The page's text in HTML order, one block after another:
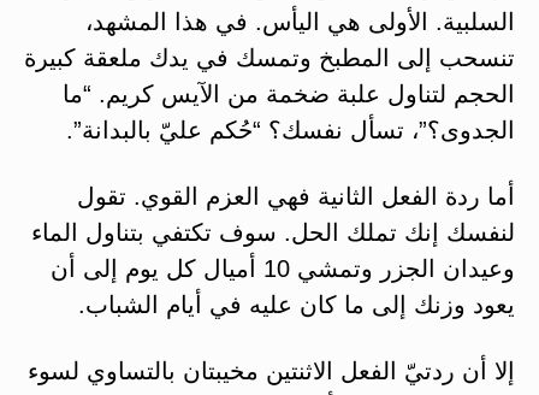
السلبية. الأولى هي اليأس. في هذا المشهد،
تنسحب إلى المطبخ وتمسك في يدك ملعقة كبيرة
الحجم لتناول علبة ضخمة من الآيس كريم. “ما
الجدوى؟”، تسأل نفسك؟ “حُكم عليّ بالبدانة”.
أما ردة الفعل الثانية فهي العزم القوي. تقول
لنفسك إنك تملك الحل. سوف تكتفي بتناول الماء
وعيدان الجزر وتمشي 10 أميال كل يوم إلى أن
يعود وزنك إلى ما كان عليه في أيام الشباب.
إلا أن ردتيّ الفعل الاثنتين مخيبتان بالتساوي لسوء